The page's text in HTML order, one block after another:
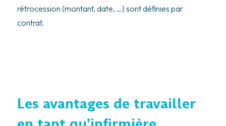
rétrocession (montant, date, …) sont définies par
contrat.
Les avantages de travailler